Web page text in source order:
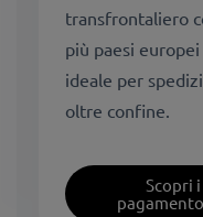
transfrontaliero
più paesi
ideale per
oltre confine.
Scopri